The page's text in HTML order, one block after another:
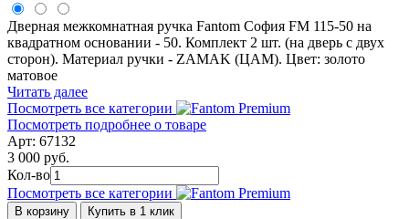
Дверная межкомнатная ручка Fantom София FM 115-50 на
квадратном основании - 50. Комплект 2 шт. (на дверь с двух
сторон). Материал ручки - ZAMAK (ЦАМ). Цвет: золото
матовое
Читать далее
Посмотреть все категории
Посмотреть подробнее о товаре
Арт: 67132
3 000 руб.
Кол-во
Посмотреть все категории
В корзину Купить в 1 клик